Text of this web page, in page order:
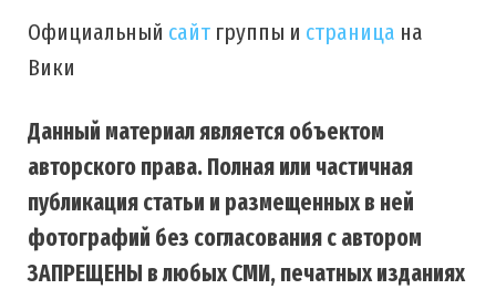
Официальный сайт группы и страница на
Вики
Данный материал является объектом
авторского права. Полная или частичная
публикация статьи и размещенных в ней
фотографий без согласования с автором
ЗАПРЕЩЕНЫ в любых СМИ, печатных изданиях